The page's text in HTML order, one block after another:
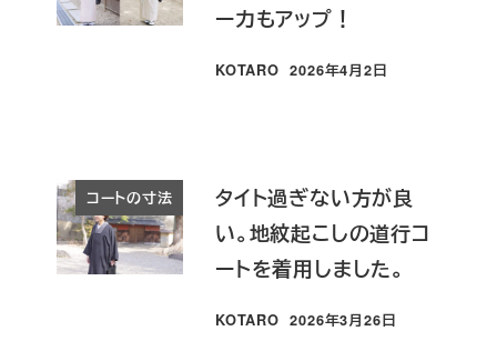
ー力もアップ！
KOTARO
投稿日
2026年4月2日
コートの寸法
タイト過ぎない方が良
い。地紋起こしの道行コ
ートを着用しました。
KOTARO
投稿日
2026年3月26日